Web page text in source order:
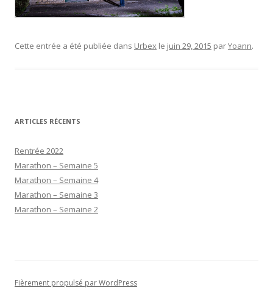
Cette entrée a été publiée dans Urbex le juin 29, 2015 parYoann.
ARTICLES RÉCENTS
Rentrée 2022
Marathon – Semaine 5
Marathon – Semaine 4
Marathon – Semaine 3
Marathon – Semaine 2
Fièrement propulsé par WordPress